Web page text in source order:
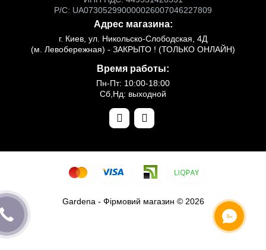
Р/С: UA073052990000026007046227809
Адрес магазина:
г. Киев, ул. Никольско-Слободская, 4Д
(м. Левобережная) - ЗАКРЫТО ! (ТОЛЬКО ОНЛАЙН)
Время работы:
Пн-Пт: 10:00-18:00
Сб,Нд: выходной
Gardena - Фірмовий магазин © 2026